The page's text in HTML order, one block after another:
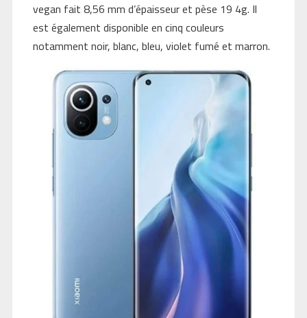
vegan fait 8,56 mm d’épaisseur et pèse 19 4g. Il
est également disponible en cinq couleurs
notamment noir, blanc, bleu, violet fumé et marron.